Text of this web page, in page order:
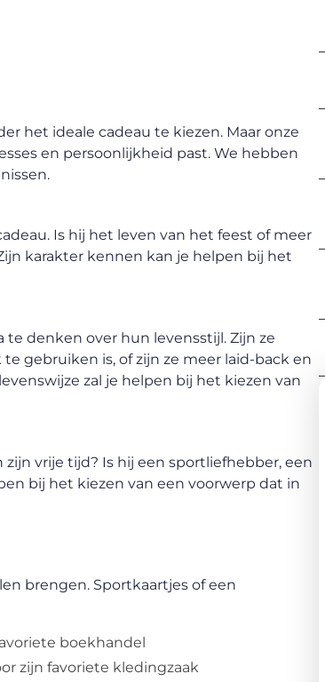
het ideale cadeau te kiezen. Maar onze
en persoonlijkheid past. We hebben
Is hij het leven van het feest of meer
karakter kennen kan je helpen bij het
denken over hun levensstijl. Zijn ze
gebruiken is, of zijn ze meer laid-back en
zal je helpen bij het kiezen van
vrije tijd? Is hij een sportliefhebber, een
bij het kiezen van een voorwerp dat in
brengen. Sportkaartjes of een
boekhandel
zijn favoriete kledingzaak